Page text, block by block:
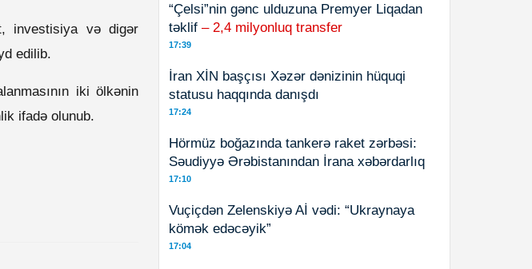
investisiya və digər
edilib.
iki ölkənin
ifadə olunub.
“Çelsi”nin gənc ulduzuna Premyer Liqadan
təklif – 2,4 milyonluq transfer
17:39
İran XİN başçısı Xəzər dənizinin hüquqi
statusu haqqında danışdı
17:24
Hörmüz boğazında tankerə raket zərbəsi:
Səudiyyə Ərəbistanından İrana xəbərdarlıq
17:10
Vuçiçdən Zelenskiyə Aİ vədi: “Ukraynaya
kömək edəcəyik”
17:04